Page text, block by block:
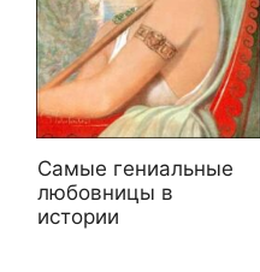
Самые гениальные
любовницы в
истории